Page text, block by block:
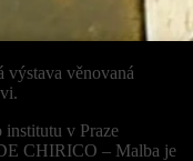
výstava věnovaná
institutu v Praze
CHIRICO – Malba je